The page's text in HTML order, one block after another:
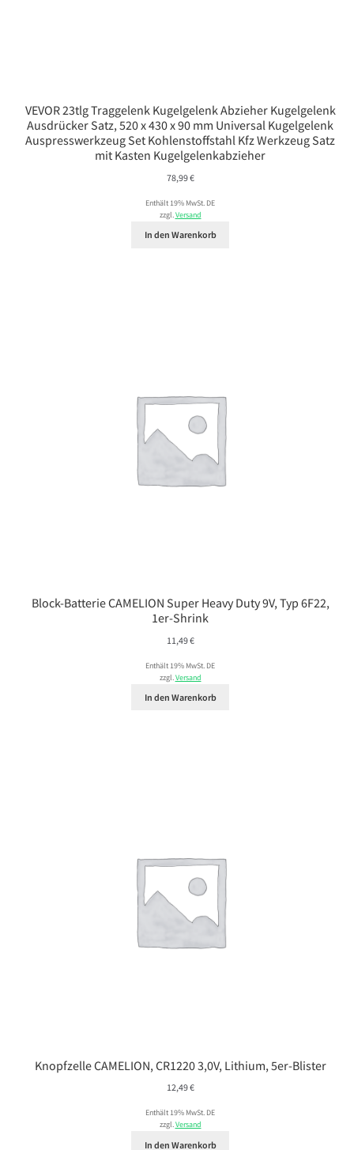
VEVOR 23tlg Traggelenk Kugelgelenk Abzieher Kugelgelenk
Ausdrücker Satz, 520 x 430 x 90 mm Universal Kugelgelenk
Auspresswerkzeug Set Kohlenstoffstahl Kfz Werkzeug Satz
mit Kasten Kugelgelenkabzieher
78,99€
Enthält 19% MwSt. DE
zzgl.Versand
In den Warenkorb
Block-Batterie CAMELION Super Heavy Duty 9V, Typ 6F22,
1er-Shrink
11,49€
Enthält 19% MwSt. DE
zzgl.Versand
In den Warenkorb
Knopfzelle CAMELION, CR1220 3,0V, Lithium, 5er-Blister
12,49€
Enthält 19% MwSt. DE
zzgl.Versand
In den Warenkorb